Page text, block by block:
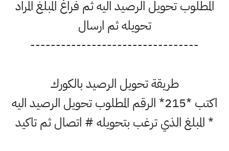
المطلوب تحويل الرصيد اليه ثم فراغ المبلغ المراد
تحويله ثم ارسال
---------------------------------
طريقة تحويل الرصيد بالكورك
اكتب *215* الرقم المطلوب تحويل الرصيد اليه
* المبلغ الذي ترغب بتحويله # اتصال ثم تاكيد